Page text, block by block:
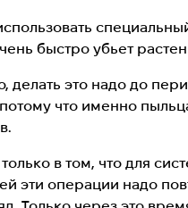
быстро убьет
делать это надо до
что именно
в том, что для
эти операции надо